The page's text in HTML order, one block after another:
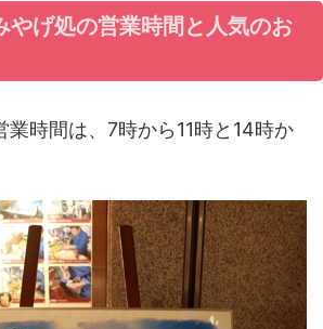
やげ処の営業時間と人気のお
業時間は、7時から11時と14時か